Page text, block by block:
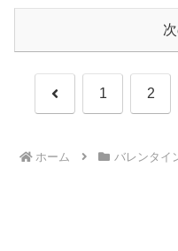
前 1 2
ホーム バレンタイ